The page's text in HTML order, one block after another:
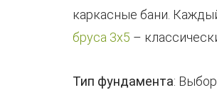
каркасные бани.
бруса 3х5 –
Тип фундамента: